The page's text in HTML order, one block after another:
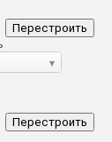
Перестроить
Перестроить